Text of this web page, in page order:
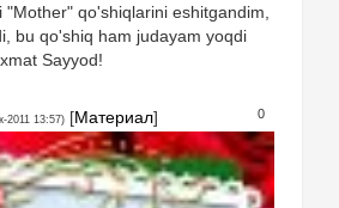
"Mother" qo'shiqlarini eshitgandim,
bu qo'shiq ham judayam yoqdi
Sayyod!
0
2011 13:57) [Материал]